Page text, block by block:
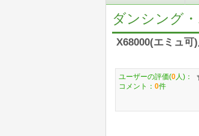
ダンシング
X68000(エミュ可
ユーザーの評価(0 人)：
コメント： 0件